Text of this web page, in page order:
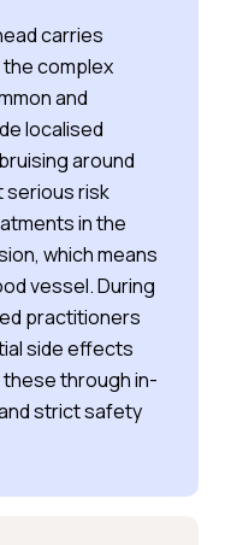
carries
complex
and
localised
around
serious risk
in the
which means
vessel. During
practitioners
side effects
these through in-
strict safety